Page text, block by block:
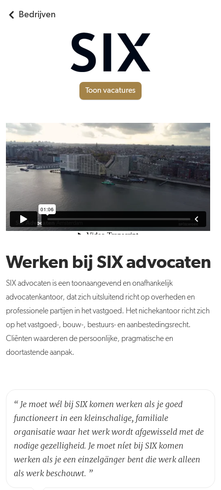
Bedrijven
Toon vacatures
Werken bij SIX advocaten
SIX advocaten is een toonaangevend en onafhankelijk
advocatenkantoor, dat zich uitsluitend richt op overheden en
professionele partijen in het vastgoed. Het nichekantoor richt zich
op het vastgoed-, bouw-, bestuurs- en aanbestedingsrecht.
Cliënten waarderen de persoonlijke, pragmatische en
doortastende aanpak.
“ Je moet wél bij SIX komen werken als je goed
functioneert in een kleinschalige, familiale
organisatie waar het werk wordt afgewisseld met de
nodige gezelligheid. Je moet níet bij SIX komen
werken als je een einzelgänger bent die werk alleen
als werk beschouwt. ”